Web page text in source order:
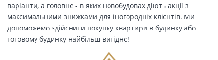
варіанти, а головне - в яких новобудовах діють акції з
максимальними знижками для іногородніх клієнтів. Ми
допоможемо здійснити покупку квартири в будинку або
готовому будинку найбільш вигідно!